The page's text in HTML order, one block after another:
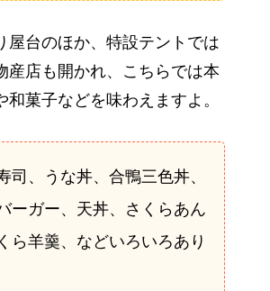
屋台のほか、特設テントでは
産店も開かれ、こちらでは本
和菓子などを味わえますよ。
司、うな丼、合鴨三色丼、
ーガー、天丼、さくらあん
ら羊羹、などいろいろあり